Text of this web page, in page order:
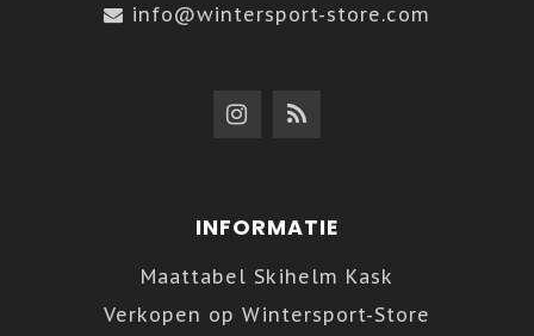
info@wintersport-store.com
INFORMATIE
Maattabel Skihelm Kask
Verkopen op Wintersport-Store